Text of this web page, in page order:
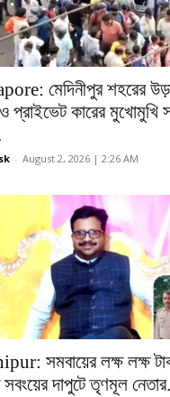
মেদিনীপুর শহরের
প্রাইভেট কারের মুখোমুখি
- August 2, 2026 | 2:26 AM
সমবায়ের লক্ষ লক্ষ
দাপুটে তৃণমূল